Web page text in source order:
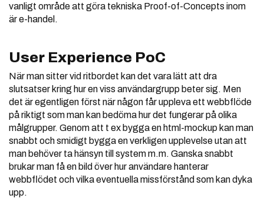
vanligt område att göra tekniska Proof-of-Concepts inom
är e-handel.
User Experience PoC
När man sitter vid ritbordet kan det vara lätt att dra
slutsatser kring hur en viss användargrupp beter sig. Men
det är egentligen först när någon får uppleva ett webbflöde
på riktigt som man kan bedöma hur det fungerar på olika
målgrupper. Genom att t ex bygga en html-mockup kan man
snabbt och smidigt bygga en verkligen upplevelse utan att
man behöver ta hänsyn till system m.m. Ganska snabbt
brukar man få en bild över hur användare hanterar
webbflödet och vilka eventuella missförstånd som kan dyka
upp.